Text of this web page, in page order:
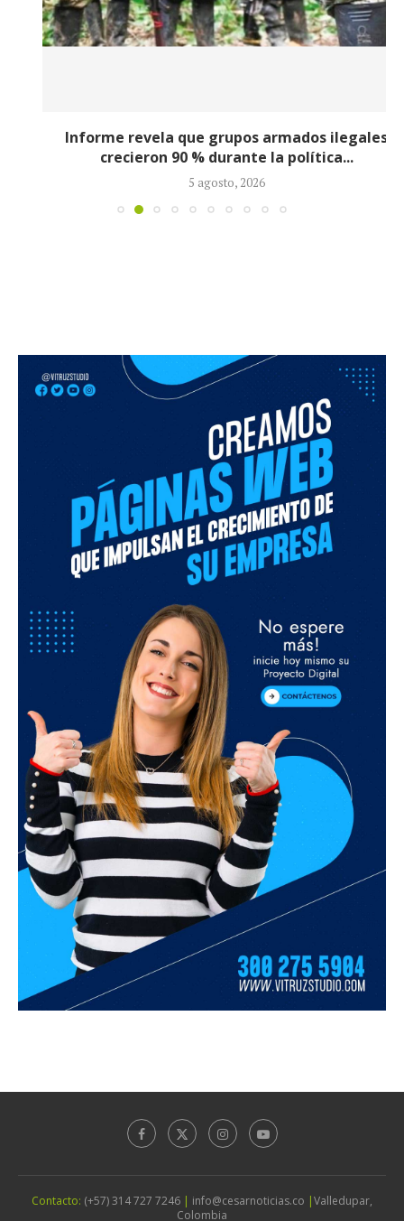
Informe revela que grupos armados ilegales
crecieron 90 % durante la política...
5 agosto, 2026
Contacto: (+57) 314 727 7246 | info@cesarnoticias.co |Valledupar,
Colombia